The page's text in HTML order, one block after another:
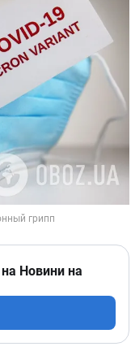
Новини на